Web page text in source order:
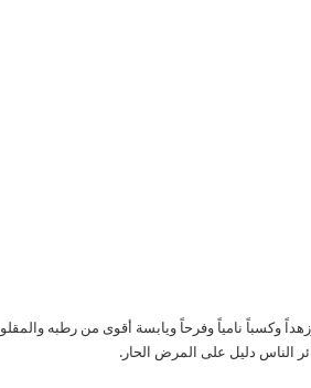
وكسباً نامياً وفرحاً ويابسة أقوى من رطبه والمقلو
الناس دليل على المرض الحار.